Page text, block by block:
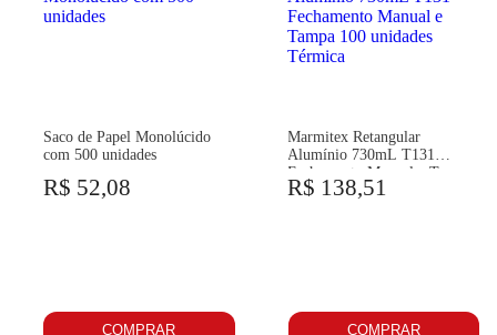
Saco de Papel Monolúcido
com 500 unidades
R$ 52,08
COMPRAR
Marmitex Retangular
Alumínio 730mL T131
Fechamento Manual e Tampa
100 unidades Térmica
R$ 138,51
COMPRAR